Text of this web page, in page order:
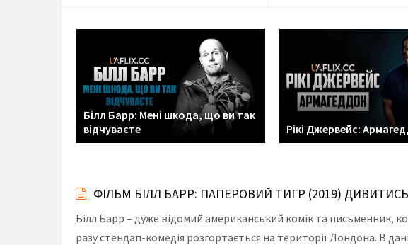
Білл Барр: Мені шкода, що ви так
відчуваєте
Рікі Джервейс:
ФІЛЬМ БІЛЛ БАРР: ПАПЕРОВИЙ ТИГР (2019)
Білл Барр – дуже відомий американський комік та письменник,
разу стендап-комедія розгортається на території Лондона. В